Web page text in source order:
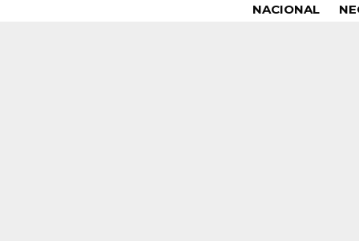
NACIONAL